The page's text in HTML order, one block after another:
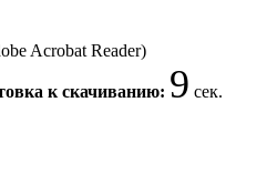
Acrobat Reader)
к скачиванию: 9 сек.